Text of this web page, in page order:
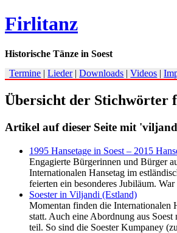
Firlitanz
Historische Tänze in Soest
Termine |Lieder|Downloads |Videos |
Übersicht der
Artikel auf dieser Seite mit
1995 Hansetage in Soest – 2015
Engagierte Bürgerinnen und Bürger
Internationalen Hansetag im
feierten ein besonderes Jubiläum.
Soester in Viljandi (Estland)
Momentan finden die Internationalen
statt. Auch eine Abordnung aus
teil. So sind die Soester Kumpaney